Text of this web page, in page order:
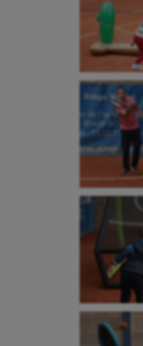
Billard
Boules lyonnaises
Canoë-kayak
Cerf Volant
Cheerleading
Course à pied
Crossfit
Cyclisme